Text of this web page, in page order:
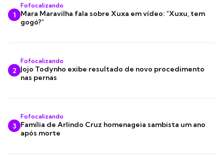
1
Fofocalizando
Mara Maravilha fala sobre Xuxa em vídeo: "Xuxu, tem
gogó?"
2
Fofocalizando
Jojo Todynho exibe resultado de novo procedimento
nas pernas
3
Fofocalizando
Família de Arlindo Cruz homenageia sambista um ano
após morte